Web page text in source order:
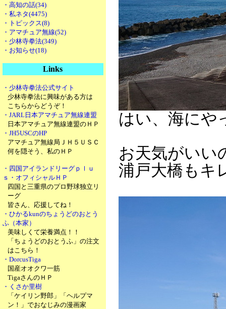
・高知の話(34)
・私ネタ(4475)
・トピックス(8)
・アマチュア無線(52)
・少林寺拳法(349)
・お知らせ(18)
Links
・少林寺拳法公式サイト
少林寺拳法に興味がある方は
こちらからどうぞ！
・JARL日本アマチュア無線連盟
日本アマチュア無線連盟のＨＰ
・JH5USCのHP
アマチュア無線局ＪＨ５ＵＳＣ
何を隠そう、私のＨＰ
・四国アイランドリーグｐｌｕ
ｓ・オフィシャルＨＰ
四国と三重県のプロ野球独立リ
ーグ
皆さん、応援してね！
・ひかるkunのちょうどのおとう
ふ（本家）
美味しくて栄養満点！！
「ちょうどのおとうふ」の注文
はこちら！
・DorcusTiga
国産オオクワ一筋
TigaさんのＨＰ
・くさか里樹
「ケイリン野郎」「ヘルプマ
ン！」でおなじみの漫画家
はい、海にや
お天気がいい
浦戸大橋もキ